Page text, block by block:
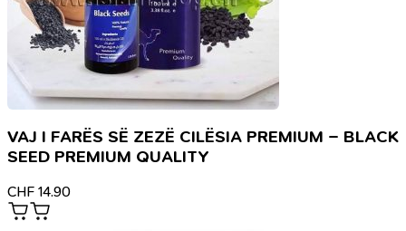
VAJ I FARËS SË ZEZË CILËSIA PREMIUM – BLACK
SEED PREMIUM QUALITY
CHF 14.90